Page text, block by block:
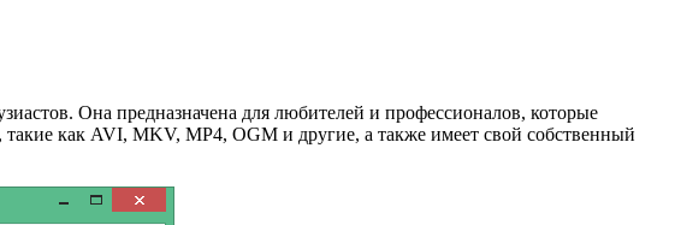
Она предназначена для любителей и профессионалов, которые
как AVI, MKV, MP4, OGM и другие, а также имеет свой собственный